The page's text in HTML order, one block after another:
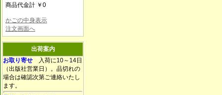
商品代金計 ￥0
かごの中身表示
注文画面へ
出荷案内
お取り寄せ 入荷に10～14日
（出版社営業日）。品切れの
場合は確認次第ご連絡いたし
ます。